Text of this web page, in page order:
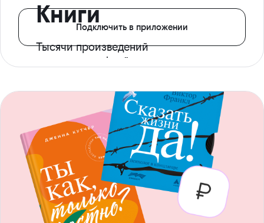
Книги
Тысячи произведений
с доступом офлайн
Подключить в приложении